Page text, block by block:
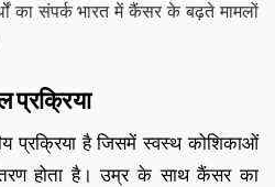
का संपर्क भारत में कैंसर के बढ़ते मामलों
प्रक्रिया है जिसमें स्वस्थ कोशिकाओं
होता है। उम्र के साथ कैंसर का